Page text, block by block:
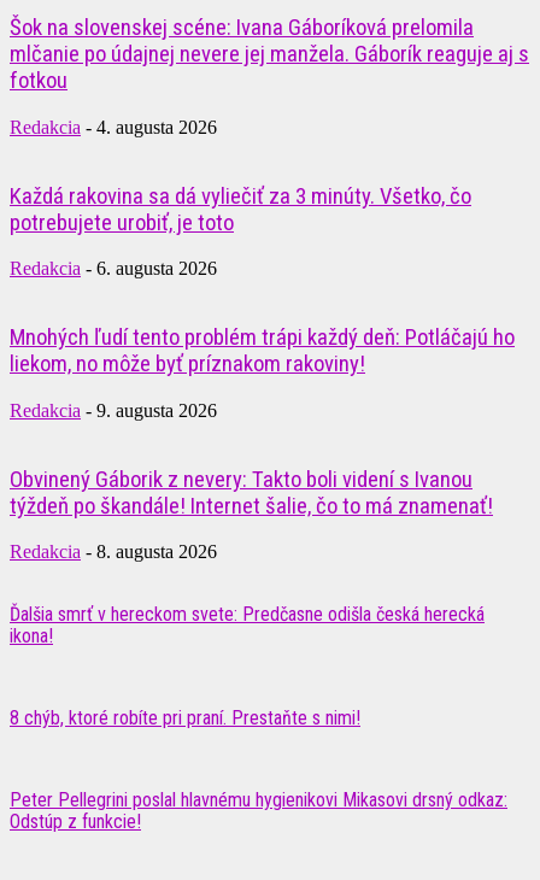
Šok na slovenskej scéne: Ivana Gáboríková prelomila
mlčanie po údajnej nevere jej manžela. Gáborík reaguje aj s
fotkou
Redakcia - 4. augusta 2026
Každá rakovina sa dá vyliečiť za 3 minúty. Všetko, čo
potrebujete urobiť, je toto
Redakcia - 6. augusta 2026
Mnohých ľudí tento problém trápi každý deň: Potláčajú ho
liekom, no môže byť príznakom rakoviny!
Redakcia - 9. augusta 2026
Obvinený Gáborik z nevery: Takto boli videní s Ivanou
týždeň po škandále! Internet šalie, čo to má znamenať!
Redakcia - 8. augusta 2026
Ďalšia smrť v hereckom svete: Predčasne odišla česká herecká
ikona!
8 chýb, ktoré robíte pri praní. Prestaňte s nimi!
Peter Pellegrini poslal hlavnému hygienikovi Mikasovi drsný odkaz:
Odstúp z funkcie!